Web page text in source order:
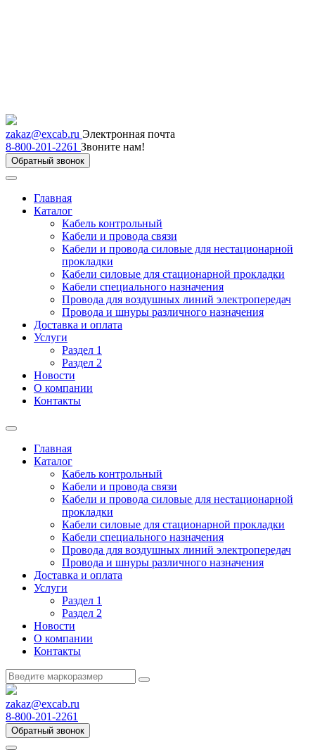
zakaz@excab.ru Электронная почта
8-800-201-2261 Звоните нам!
Обратный звонок
Главная
Каталог
Кабель контрольный
Кабели и провода связи
Кабели и провода силовые для нестационарной
прокладки
Кабели силовые для стационарной прокладки
Кабели специального назначения
Провода для воздушных линий электропередач
Провода и шнуры различного назначения
Доставка и оплата
Услуги
Раздел 1
Раздел 2
Новости
О компании
Контакты
Главная
Каталог
Кабель контрольный
Кабели и провода связи
Кабели и провода силовые для нестационарной
прокладки
Кабели силовые для стационарной прокладки
Кабели специального назначения
Провода для воздушных линий электропередач
Провода и шнуры различного назначения
Доставка и оплата
Услуги
Раздел 1
Раздел 2
Новости
О компании
Контакты
zakaz@excab.ru
8-800-201-2261
Обратный звонок